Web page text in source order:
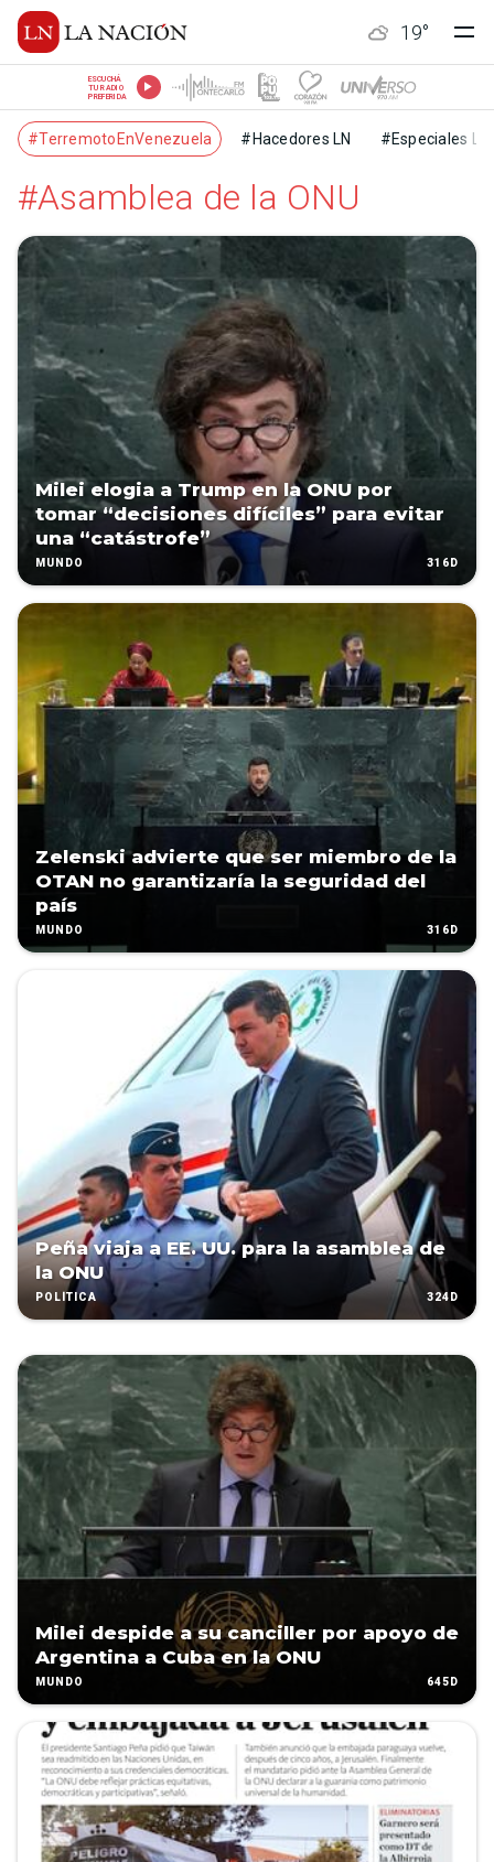
19°
ESCUCHÁ
TU RADIO
PREFERIDA
#TerremotoEnVenezuela #Hacedores LN #Especiales LN
#Asamblea de la ONU
Milei elogia a Trump en la ONU por
tomar “decisiones difíciles” para evitar
una “catástrofe”
MUNDO 316D
Zelenski advierte que ser miembro de la
OTAN no garantizaría la seguridad del
país
MUNDO 316D
Peña viaja a EE. UU. para la asamblea de
la ONU
POLÍTICA 324D
Milei despide a su canciller por apoyo de
Argentina a Cuba en la ONU
MUNDO 645D